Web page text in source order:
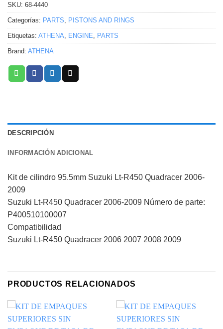
SKU: 68-4440
Categorías: PARTS PISTONS AND RINGS
Etiquetas: ATHENA ENGINE PARTS
Brand: ATHENA
DESCRIPCIÓN
INFORMACIÓN ADICIONAL
Kit de cilindro 95.5mm Suzuki Lt-R450 Quadracer 2006-
2009
Suzuki Lt-R450 Quadracer 2006-2009 Número de parte:
P400510100007
Compatibilidad
Suzuki Lt-R450 Quadracer 2006 2007 2008 2009
PRODUCTOS RELACIONADOS